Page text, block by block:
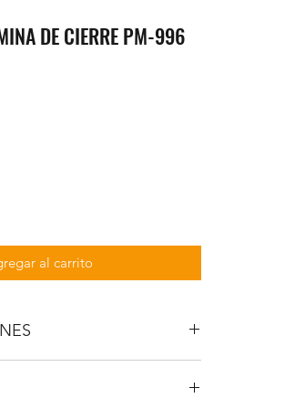
DE CIERRE PM-996
al carrito